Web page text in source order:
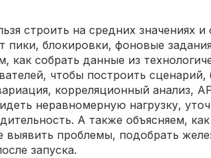
строить на средних значениях
пики, блокировки, фоновые
как собрать данные из
чтобы построить
корреляционный анализ,
неравномерную нагрузку,
А также объясняем,
выявить проблемы, подобрать
запуска.